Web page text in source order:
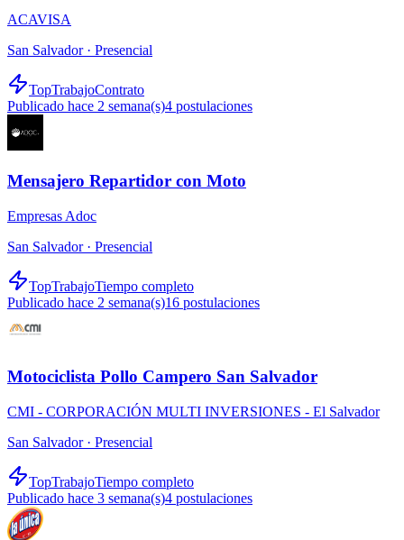
ACAVISA
San Salvador · Presencial
TopTrabajoContrato
Publicado hace 2 semana(s)4 postulaciones
Mensajero Repartidor con Moto
Empresas Adoc
San Salvador · Presencial
TopTrabajoTiempo completo
Publicado hace 2 semana(s)16 postulaciones
Motociclista Pollo Campero San Salvador
CMI - CORPORACIÓN MULTI INVERSIONES - El Salvador
San Salvador · Presencial
TopTrabajoTiempo completo
Publicado hace 3 semana(s)4 postulaciones